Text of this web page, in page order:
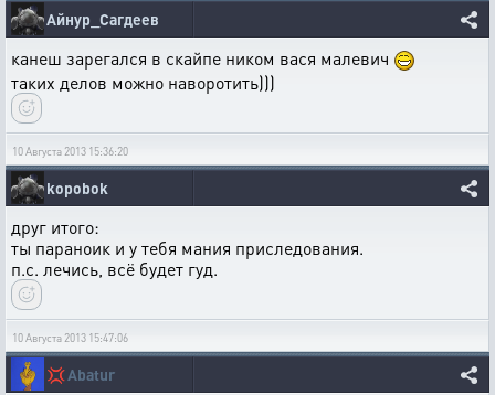
Айнур_Сагдеев
канеш зарегался в скайпе ником вася малевич
таких делов можно наворотить)))
10 Августа 2013 15:36:20
kopobok
друг итого:
ты параноик и у тебя мания приследования.
п.с. лечись, всё будет гуд.
10 Августа 2013 15:47:06
💢Abatur